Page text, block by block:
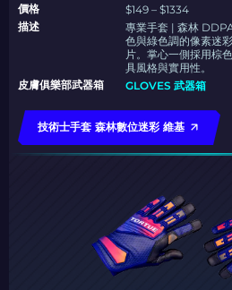
價格
$149 – $1334
描述
專業手套 | 森林
色與綠色調的像素迷
片。掌心一側採用棕
具風格與實用性。
皮膚俱樂部武器箱
GLOVES 武器箱
技術士手套 森林數位迷彩 維基